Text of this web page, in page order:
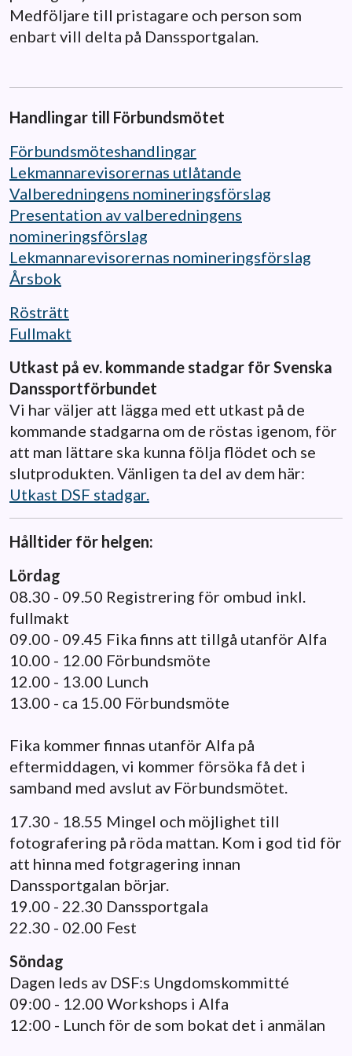
Medföljare till pristagare och person som
enbart vill delta på Danssportgalan.
Handlingar till Förbundsmötet
Förbundsmöteshandlingar
Lekmannarevisorernas utlåtande
Valberedningens nomineringsförslag
Presentation av valberedningens
nomineringsförslag
Lekmannarevisorernas nomineringsförslag
Årsbok
Rösträtt
Fullmakt
Utkast på ev. kommande stadgar för Svenska
Danssportförbundet
Vi har väljer att lägga med ett utkast på de
kommande stadgarna om de röstas igenom, för
att man lättare ska kunna följa flödet och se
slutprodukten. Vänligen ta del av dem här:
Utkast DSF stadgar.
Hålltider för helgen:
Lördag
08.30 - 09.50 Registrering för ombud inkl.
fullmakt
09.00 - 09.45 Fika finns att tillgå utanför Alfa
10.00 - 12.00 Förbundsmöte
12.00 - 13.00 Lunch
13.00 - ca 15.00 Förbundsmöte
Fika kommer finnas utanför Alfa på
eftermiddagen, vi kommer försöka få det i
samband med avslut av Förbundsmötet.
17.30 - 18.55 Mingel och möjlighet till
fotografering på röda mattan. Kom i god tid för
att hinna med fotgragering innan
Danssportgalan börjar.
19.00 - 22.30 Danssportgala
22.30 - 02.00 Fest
Söndag
Dagen leds av DSF:s Ungdomskommitté
09:00 - 12.00 Workshops i Alfa
12:00 - Lunch för de som bokat det i anmälan